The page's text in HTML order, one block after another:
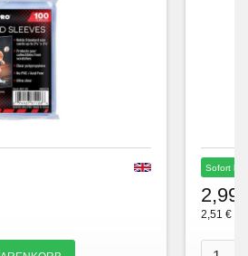
Sofort
2,99
2,51 €